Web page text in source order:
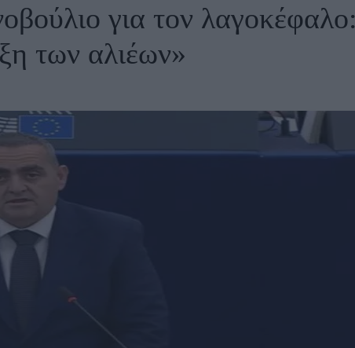
για τον λαγοκέφαλο:
των αλιέων»